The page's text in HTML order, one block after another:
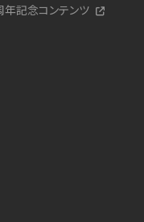
年記念コンテンツ